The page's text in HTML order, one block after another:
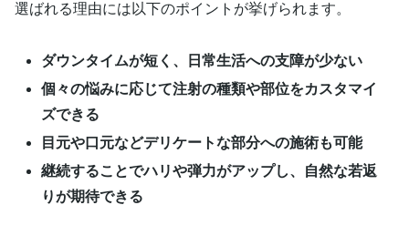
選ばれる理由には以下のポイントが挙げられます。
ダウンタイムが短く、日常生活への支障が少ない
個々の悩みに応じて注射の種類や部位をカスタマイ
ズできる
目元や口元などデリケートな部分への施術も可能
継続することでハリや弾力がアップし、自然な若返
りが期待できる